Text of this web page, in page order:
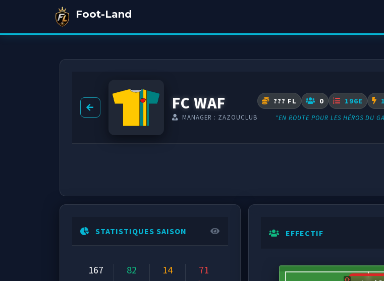
Foot-Land
FC WAF
MANAGER : ZAZOUCLUB
??? FL 0 196E
"EN ROUTE POUR LES HÉROS DU
STATISTIQUES SAISON
167 82 14 71
EFFECTIF